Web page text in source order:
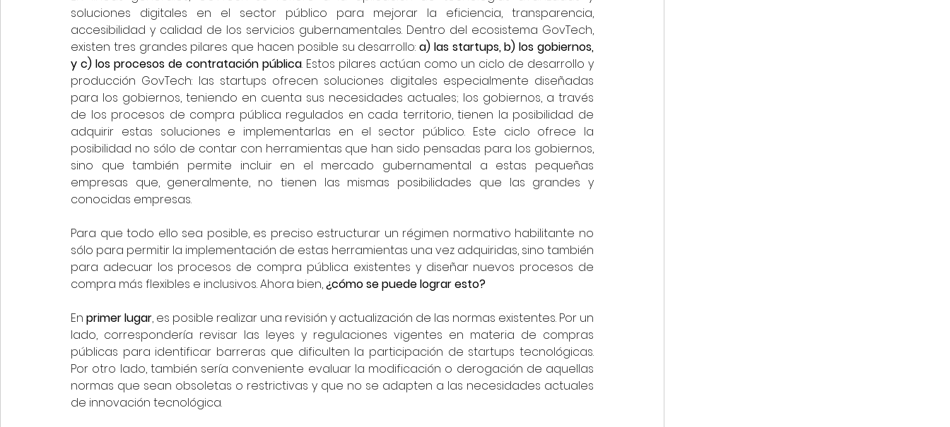
soluciones digitales en el sector público para mejorar la eficiencia, transparencia,
accesibilidad y calidad de los servicios gubernamentales. Dentro del ecosistema GovTech,
existen tres grandes pilares que hacen posible su desarrollo: a) las startups, b) los gobiernos,
y c) los procesos de contratación pública. Estos pilares actúan como un ciclo de desarrollo y
producción GovTech: las startups ofrecen soluciones digitales especialmente diseñadas
para los gobiernos, teniendo en cuenta sus necesidades actuales; los gobiernos, a través
de los procesos de compra pública regulados en cada territorio, tienen la posibilidad de
adquirir estas soluciones e implementarlas en el sector público. Este ciclo ofrece la
posibilidad no sólo de contar con herramientas que han sido pensadas para los gobiernos,
sino que también permite incluir en el mercado gubernamental a estas pequeñas
empresas que, generalmente, no tienen las mismas posibilidades que las grandes y
conocidas empresas.
Para que todo ello sea posible, es preciso estructurar un régimen normativo habilitante no
sólo para permitir la implementación de estas herramientas una vez adquiridas, sino también
para adecuar los procesos de compra pública existentes y diseñar nuevos procesos de
compra más flexibles e inclusivos. Ahora bien, ¿cómo se puede lograr esto?
En primer lugar, es posible realizar una revisión y actualización de las normas existentes. Por un
lado, correspondería revisar las leyes y regulaciones vigentes en materia de compras
públicas para identificar barreras que dificulten la participación de startups tecnológicas.
Por otro lado, también sería conveniente evaluar la modificación o derogación de aquellas
normas que sean obsoletas o restrictivas y que no se adapten a las necesidades actuales
de innovación tecnológica.